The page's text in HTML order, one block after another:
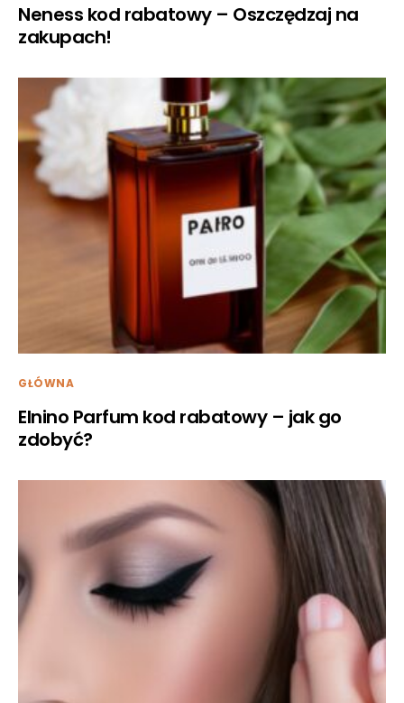
Neness kod rabatowy – Oszczędzaj na
zakupach!
GŁÓWNA
Elnino Parfum kod rabatowy – jak go
zdobyć?